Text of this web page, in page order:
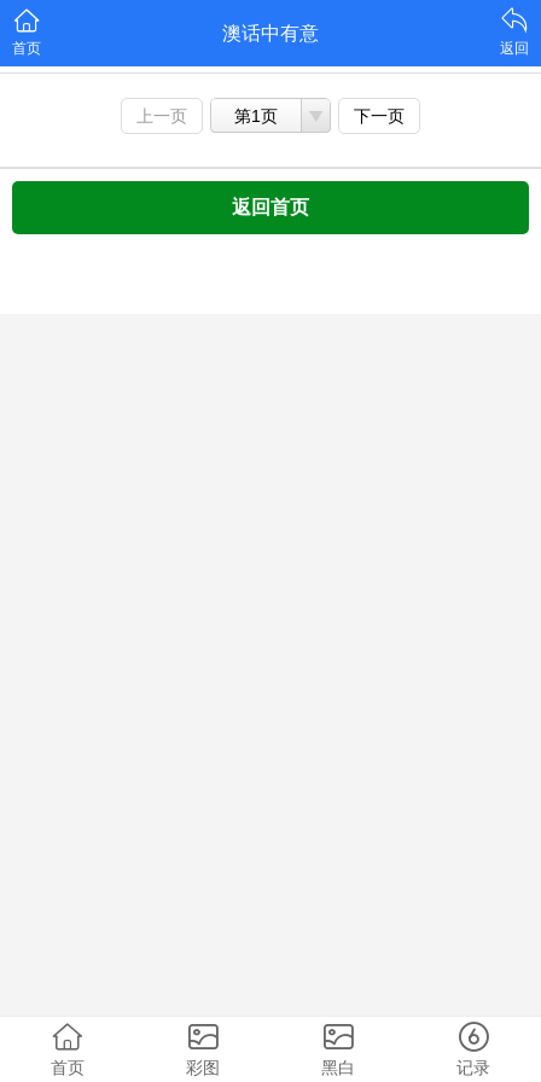
首页
澳话中有意
返回
上一页 第1页 下一页
返回首页
首页 彩图 黑白 记录